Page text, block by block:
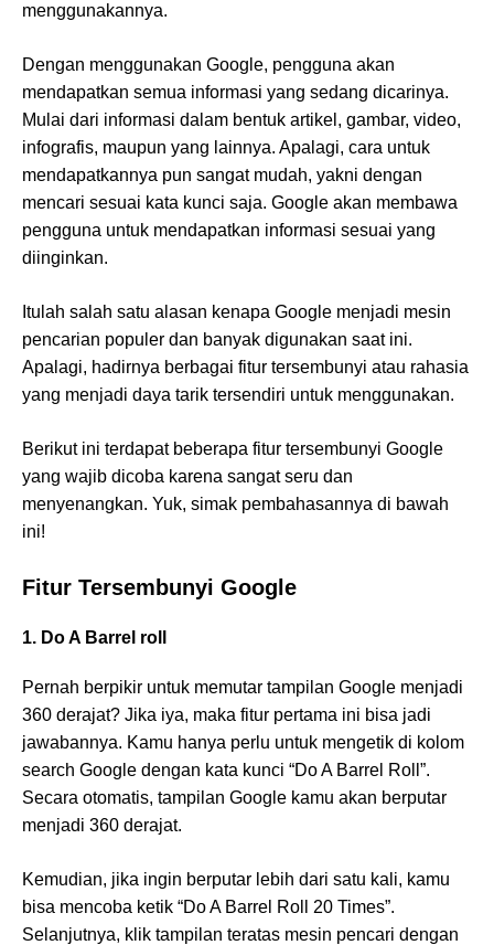
menggunakannya.
Dengan menggunakan Google, pengguna akan
mendapatkan semua informasi yang sedang dicarinya.
Mulai dari informasi dalam bentuk artikel, gambar, video,
infografis, maupun yang lainnya. Apalagi, cara untuk
mendapatkannya pun sangat mudah, yakni dengan
mencari sesuai kata kunci saja. Google akan membawa
pengguna untuk mendapatkan informasi sesuai yang
diinginkan.
Itulah salah satu alasan kenapa Google menjadi mesin
pencarian populer dan banyak digunakan saat ini.
Apalagi, hadirnya berbagai fitur tersembunyi atau rahasia
yang menjadi daya tarik tersendiri untuk menggunakan.
Berikut ini terdapat beberapa fitur tersembunyi Google
yang wajib dicoba karena sangat seru dan
menyenangkan. Yuk, simak pembahasannya di bawah
ini!
Fitur Tersembunyi Google
1. Do A Barrel roll
Pernah berpikir untuk memutar tampilan Google menjadi
360 derajat? Jika iya, maka fitur pertama ini bisa jadi
jawabannya. Kamu hanya perlu untuk mengetik di kolom
search Google dengan kata kunci “Do A Barrel Roll”.
Secara otomatis, tampilan Google kamu akan berputar
menjadi 360 derajat.
Kemudian, jika ingin berputar lebih dari satu kali, kamu
bisa mencoba ketik “Do A Barrel Roll 20 Times”.
Selanjutnya, klik tampilan teratas mesin pencari dengan